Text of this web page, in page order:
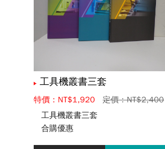
工具機叢書三套
特價：NT$1,920
定價：NT$2,400
工具機叢書三套
合購優惠